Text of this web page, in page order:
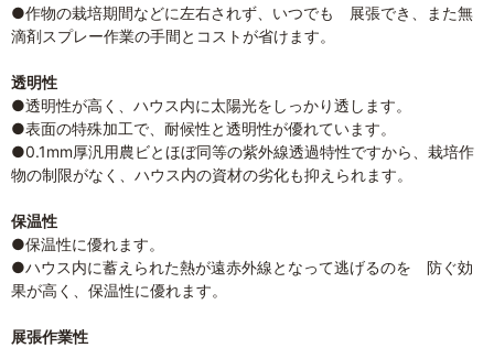
●作物の栽培期間などに左右されず、いつでも 展張でき、また無
滴剤スプレー作業の手間とコストが省けます。
透明性
●透明性が高く、ハウス内に太陽光をしっかり透します。
●表面の特殊加工で、耐候性と透明性が優れています。
●0.1mm厚汎用農ビとほぼ同等の紫外線透過特性ですから、栽培作
物の制限がなく、ハウス内の資材の劣化も抑えられます。
保温性
●保温性に優れます。
●ハウス内に蓄えられた熱が遠赤外線となって逃げるのを 防ぐ効
果が高く、保温性に優れます。
展張作業性